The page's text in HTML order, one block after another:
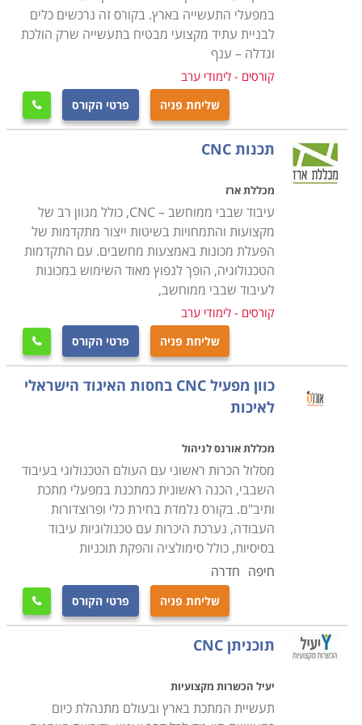
שניתן לתפעל בעזרתם.
במסגרת קורס CNC לומדים הסטודנטים את כל יסודות עולם
זה, לרבות היסטוריה, התפתחות הענף, תרומתו לעולם
העיבוד השבבי, ההבדלים בין עולם זה ובין שיטות ואמצעי
עיבוד שבבי אחרים וכדומה. כמו כן, במהלך הקורס מתנסים
הסטודנטים בתכנון, עיצוב, בניית וחריטת דגמים על מכונות
אמיתיות על מנת להעניק להם את התחושה והמוכנות לצאת
אל שוק העבודה ולממש את הידע שספגו במהלך הקורס.
למי מתאימים הלימודים
הלימודים בקורס CNC נחלקים לשתי רמות מרכזיות:
למתחילים ולמתקדמים. הראשון מיועד בעיקר עבור
סטודנטים העושים את צעדיהם הראשונים בעולם העיבוד
השבבי, ואין להם ניסיון קודם של עבודה בתחום זה. הקורס
למתקדמים מיועד עבור אנשים המגיעים מהתעשייה עצמה,
במטרה להעשיר את ידיעותיהם בתחום, ולהשלים את הידע
הנדרש להם על מנת להפעיל מכונות במסגרת עבודתם.
במפעלי התעשייה בארץ. בקורס זה נרכשים כלים
לבניית עתיד מקצועי מבטיח בתעשייה שרק הולכת
וגדלה – ענף
קורסים - לימודי ערב
שליחת פניה פרטי הקורס 
תכנות CNC
מכללת ארז
עיבוד שבבי ממוחשב – CNC, כולל מגוון רב של
מקצועות והתמחויות בשיטות ייצור מתקדמות של
הפעלת מכונות באמצעות מחשבים. עם התקדמות
הטכנולוגיה, הופך לנפוץ מאוד השימוש במכונות
לעיבוד שבבי ממוחשב,
קורסים - לימודי ערב
שליחת פניה פרטי הקורס 
כוון מפעיל CNC בחסות האיגוד הישראלי
לאיכות
מכללת אורנס לניהול
מסלול הכרות ראשוני עם העולם הטכנולוגי בעיבוד
השבבי, הכנה ראשונית כמתכנת במפעלי מתכת
ותיב"ם. בקורס נלמדת בחירת כלי ופרוצדורות
העבודה, נערכת היכרות עם טכנולוגיות עיבוד
בסיסיות, כולל סימולציה והפקת תוכניות
חיפה חדרה
שליחת פניה פרטי הקורס 
תוכניתן CNC
יעיל הכשרות מקצועיות
תעשיית המתכת בארץ ובעולם מתנהלת כיום